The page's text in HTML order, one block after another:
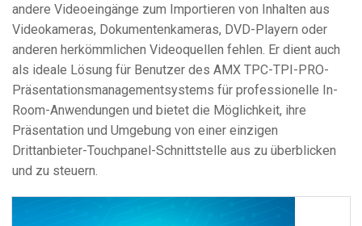
andere Videoeingänge zum Importieren von Inhalten aus
Videokameras, Dokumentenkameras, DVD-Playern oder
anderen herkömmlichen Videoquellen fehlen. Er dient auch
als ideale Lösung für Benutzer des AMX TPC-TPI-PRO-
Präsentationsmanagementsystems für professionelle In-
Room-Anwendungen und bietet die Möglichkeit, ihre
Präsentation und Umgebung von einer einzigen
Drittanbieter-Touchpanel-Schnittstelle aus zu überblicken
und zu steuern.